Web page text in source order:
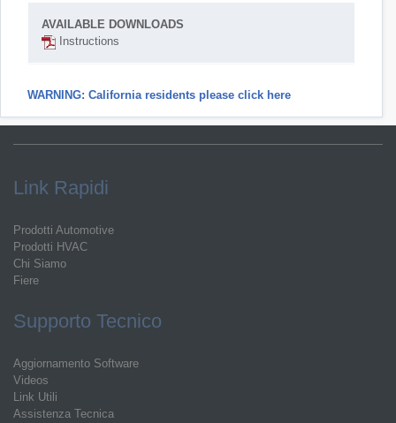
AVAILABLE DOWNLOADS
Instructions
WARNING: California residents please click here
Link Rapidi
Prodotti Automotive
Prodotti HVAC
Chi Siamo
Fiere
Supporto Tecnico
Aggiornamento Software
Videos
Link Utili
Assistenza Tecnica